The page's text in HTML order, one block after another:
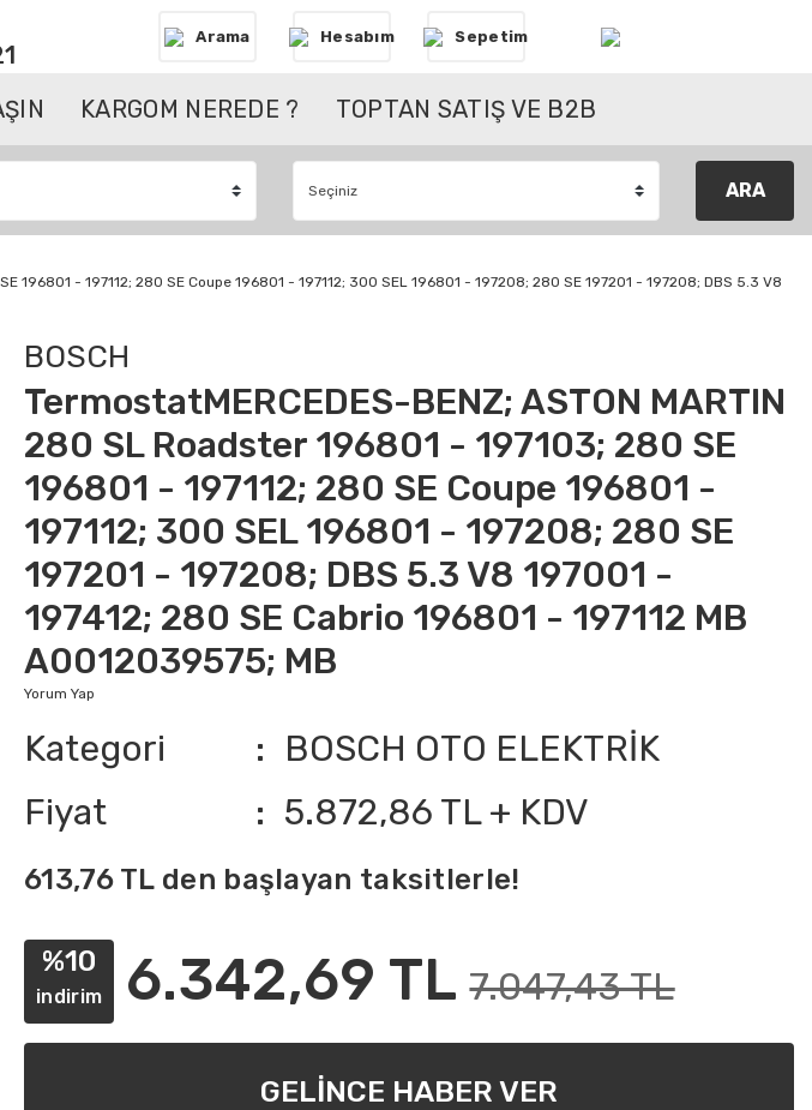
Arama Hesabım Sepetim
KARGOM NEREDE ? TOPTAN SATIŞ VE B2B
ARA
196801 - 197112; 280 SE Coupe 196801 - 197112; 300 SEL 196801 - 197208; 280 SE 197201 - 197208; DBS 5.3 V8
BOSCH
TermostatMERCEDES-BENZ; ASTON MARTIN
280 SL Roadster 196801 - 197103; 280 SE
196801 - 197112; 280 SE Coupe 196801 -
197112; 300 SEL 196801 - 197208; 280 SE
197201 - 197208; DBS 5.3 V8 197001 -
197412; 280 SE Cabrio 196801 - 197112 MB
A0012039575; MB
Yorum Yap
Kategori
BOSCH OTO ELEKTRİK
Fiyat
5.872,86 TL + KDV
613,76 TL den başlayan taksitlerle!
%10
indirim 6.342,69 TL 7.047,43 TL
GELİNCE HABER VER